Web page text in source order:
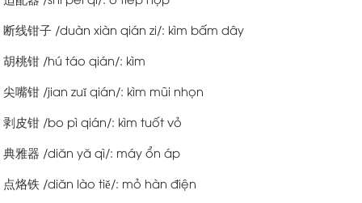
断线钳子 /duàn xiàn qián zi/: kìm bấm dây
胡桃钳 /hú táo qián/: kìm
尖嘴钳 /jian zuĭ qián/: kìm mũi nhọn
剥皮钳 /bo pì qián/: kìm tuốt vỏ
典雅器 /diăn yă qì/: máy ổn áp
点烙铁 /diăn lào tiĕ/: mỏ hàn điện